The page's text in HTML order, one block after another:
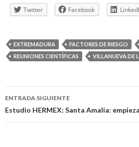
Twitter Facebook
EXTREMADURA FACTORES DE RIESGO
REUNIONES CIENTÍFICAS
VILLANUEVA DE
Navegación
de
ENTRADA SIGUIENTE
Estudio HERMEX: Santa Amalia: